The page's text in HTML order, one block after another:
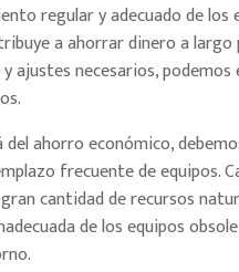
regular y adecuado de
a ahorrar dinero a largo
ajustes necesarios,
del ahorro económico,
frecuente de equipos.
cantidad de recursos
de los equipos